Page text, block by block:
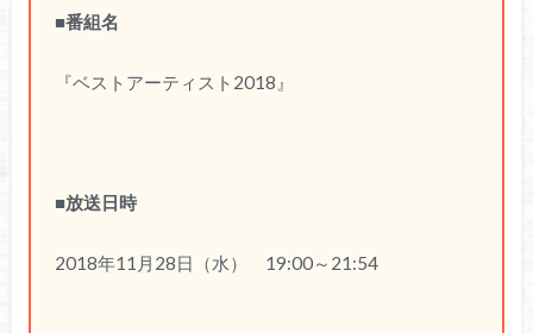
■番組名
『ベストアーティスト2018』
■放送日時
2018年11月28日（水） 19:00～21:54